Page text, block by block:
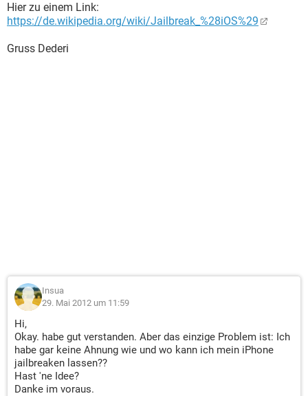
Hier zu einem Link:
https://de.wikipedia.org/wiki/Jailbreak_%28iOS%29
Gruss Dederi
Insua
29. Mai 2012 um 11:59
Hi,
Okay. habe gut verstanden. Aber das einzige Problem ist: Ich
habe gar keine Ahnung wie und wo kann ich mein iPhone
jailbreaken lassen??
Hast 'ne Idee?
Danke im voraus.